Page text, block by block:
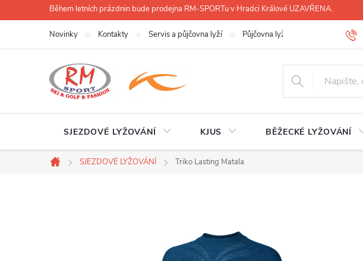
na
Během letních prázdnin bude prodejna RM-SPORTu v Hradci Králové UZAVŘENA.
Novinky Kontakty Servis a půjčovna lyží Půjčovna lyží, lyžáků, běžek
SJEZDOVÉ LYŽOVÁNÍ KJUS BĚŽECKÉ LYŽOVÁNÍ
Domů
SJEZDOVÉ LYŽOVÁNÍ Triko Lasting Matala